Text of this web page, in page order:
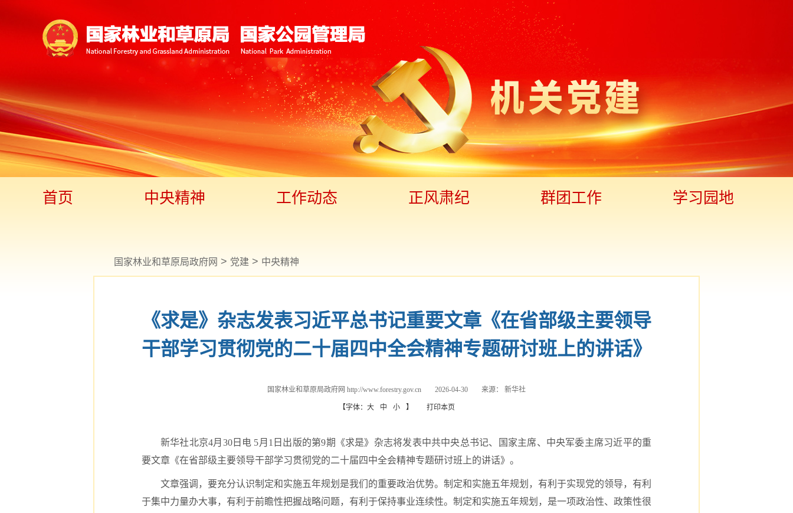
首页 中央精神 工作动态 正风肃纪 群团工作 学习园地
国家林业和草原局政府网 > 党建 > 中央精神
《求是》杂志发表习近平总书记重要文章《在省部级主要领导
干部学习贯彻党的二十届四中全会精神专题研讨班上的讲话》
国家林业和草原局政府网 http://www.forestry.gov.cn 2026-04-30 来源： 新华社
【字体： 大 中 小 】 打印本页
新华社北京4月30日电 5月1日出版的第9期《求是》杂志将发表中共中央总书记、国家主席、中央军委主席习近平的重
要文章《在省部级主要领导干部学习贯彻党的二十届四中全会精神专题研讨班上的讲话》。
文章强调，要充分认识制定和实施五年规划是我们的重要政治优势。制定和实施五年规划，有利于实现党的领导，有利
于集中力量办大事，有利于前瞻性把握战略问题，有利于保持事业连续性。制定和实施五年规划，是一项政治性、政策性很